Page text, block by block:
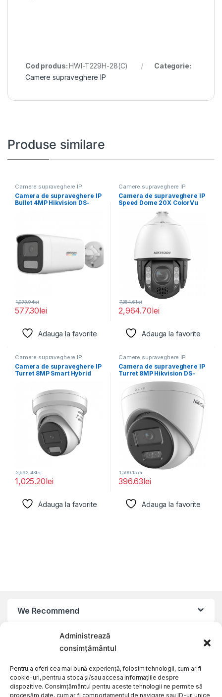
Administrează
consimțământul
Pentru a oferi cea mai bună experiență, folosim tehnologii, cum ar fi
cookie-uri, pentru a stoca și/sau accesa informațiile despre
dispozitive. Consimțământul pentru aceste tehnologii ne permite să
procesăm date, cum ar fi comportamentul de navigare sau ID-uri unice
Cod produs:HWI-T229H-28(C)
Categorie:
Camere supraveghere IP
Produse similare
Camere supraveghere IP
Camera de supraveghere IP
Bullet 4MP Hikvision DS-
577.30lei
1,973.94lei
Adauga la favorite
Camere supraveghere IP
Camera de supraveghere IP
Speed Dome 20X ColorVu
2MP Hikvision
2,964.70lei
7,354.61lei
Adauga la favorite
Camere supraveghere IP
Camera de supraveghere IP
Turret 8MP Smart Hybrid
1,025.20lei
2,692.43lei
Adauga la favorite
Camere supraveghere IP
Camera de supraveghere IP
Turret 8MP Hikvision DS-
2CD1383G2-
LIUF(2.8MM);lentila fixa:
396.63lei
1,599.15lei
Adauga la favorite
We Recommend
My Account
Customer Care